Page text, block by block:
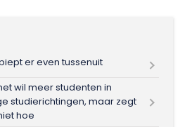
er even tussenuit
wil meer studenten in
studierichtingen, maar zegt
hoe